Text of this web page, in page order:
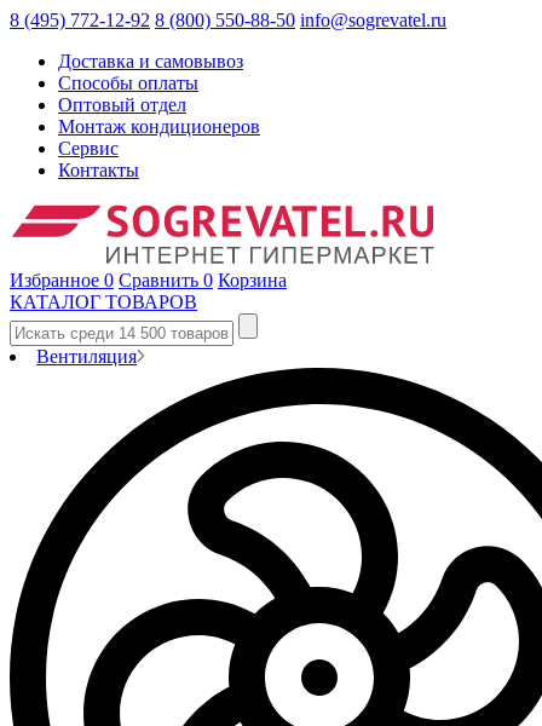
8 (495) 772-12-92 8 (800) 550-88-50 info@sogrevatel.ru
Доставка и самовывоз
Способы оплаты
Оптовый отдел
Монтаж кондиционеров
Сервис
Контакты
Избранное 0 Сравнить 0 Корзина
КАТАЛОГ ТОВАРОВ
Вентиляция